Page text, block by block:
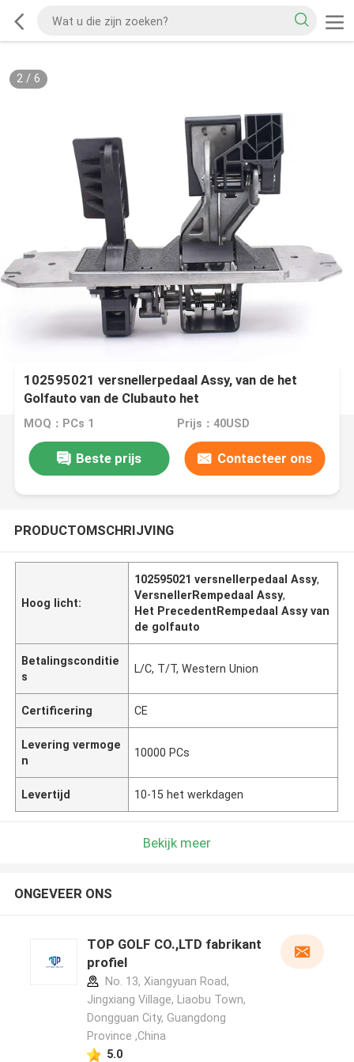
2/ 6
102595021 versnellerpedaal Assy, van de het
Golfauto van de Clubauto het
PrecedentRempedaal Assy
MOQ：PCs 1 Prijs：40USD
Beste prijs Contacteer ons
PRODUCTOMSCHRIJVING
Hoog licht:
102595021 versnellerpedaal Assy,
VersnellerRempedaal Assy,
Het PrecedentRempedaal Assy van
de golfauto
Betalingsconditie
s
L/C, T/T, Western Union
Certificering CE
Levering vermoge
n
10000 PCs
Levertijd 10-15 het werkdagen
Bekijk meer
ONGEVEER ONS
TOP GOLF CO.,LTD fabrikant
profiel
No. 13, Xiangyuan Road,
Jingxiang Village, Liaobu Town,
Dongguan City, Guangdong
Province ,China
5.0